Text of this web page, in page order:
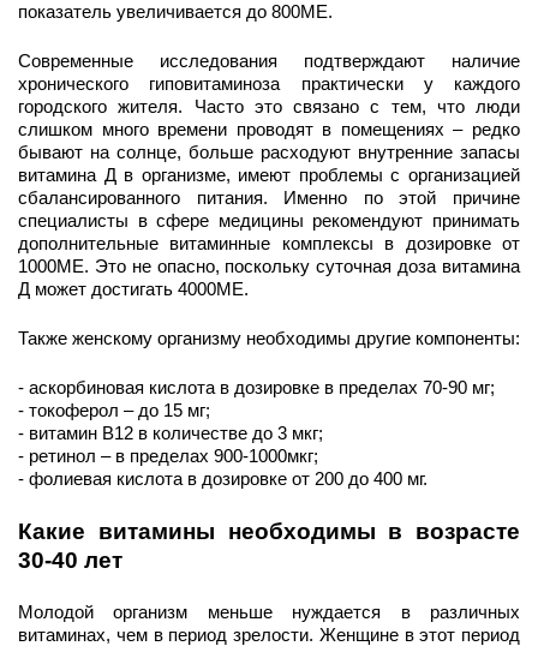
показатель увеличивается до 800МЕ.
Современные исследования подтверждают наличие
хронического гиповитаминоза практически у каждого
городского жителя. Часто это связано с тем, что люди
слишком много времени проводят в помещениях – редко
бывают на солнце, больше расходуют внутренние запасы
витамина Д в организме, имеют проблемы с организацией
сбалансированного питания. Именно по этой причине
специалисты в сфере медицины рекомендуют принимать
дополнительные витаминные комплексы в дозировке от
1000МЕ. Это не опасно, поскольку суточная доза витамина
Д может достигать 4000МЕ.
Также женскому организму необходимы другие компоненты:
- аскорбиновая кислота в дозировке в пределах 70-90 мг;
- токоферол – до 15 мг;
- витамин В12 в количестве до 3 мкг;
- ретинол – в пределах 900-1000мкг;
- фолиевая кислота в дозировке от 200 до 400 мг.
Какие витамины необходимы в возрасте
30-40 лет
Молодой организм меньше нуждается в различных
витаминах, чем в период зрелости. Женщине в этот период